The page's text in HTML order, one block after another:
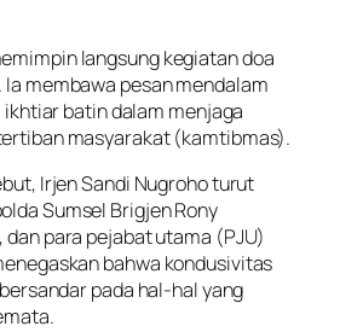
langsung kegiatan doa
membawa pesan mendalam
batin dalam menjaga
masyarakat (kamtibmas).
Irjen Sandi Nugroho turut
Sumsel Brigjen Rony
para pejabat utama (PJU)
bahwa kondusivitas
pada hal-hal yang